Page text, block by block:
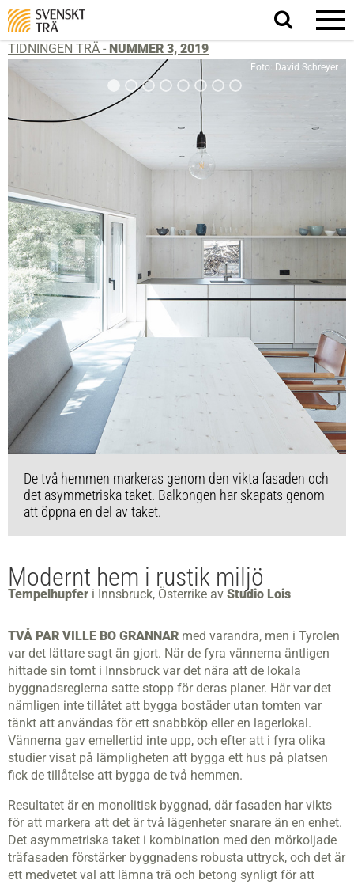
Sök
på
TIDNINGEN TRÄ - NUMMER 3, 2019
Foto: David Schreyer
De två hemmen markeras genom den vikta fasaden och
det asymmetriska taket. Balkongen har skapats genom
att öppna en del av taket.
Modernt hem i rustik miljö
Tempelhupfer i Innsbruck, Österrike av Studio Lois
TVÅ PAR VILLE BO GRANNAR med varandra, men i Tyrolen
var det lättare sagt än gjort. När de fyra vännerna äntligen
hittade sin tomt i Innsbruck var det nära att de lokala
byggnadsreglerna satte stopp för deras planer. Här var det
nämligen inte tillåtet att bygga bostäder utan tomten var
tänkt att användas för ett snabbköp eller en lagerlokal.
Vännerna gav emellertid inte upp, och efter att i fyra olika
studier visat på lämpligheten att bygga ett hus på platsen
fick de tillåtelse att bygga de två hemmen.
Resultatet är en monolitisk byggnad, där fasaden har vikts
för att markera att det är två lägenheter snarare än en enhet.
Det asymmetriska taket i kombination med den mörkoljade
träfasaden förstärker byggnadens robusta uttryck, och det är
ett medvetet val att lämna trä och betong synligt för att